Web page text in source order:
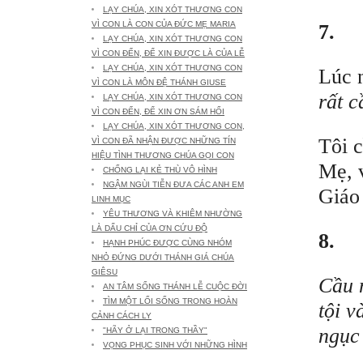
LẠY CHÚA, XIN XÓT THƯƠNG CON
VÌ CON LÀ CON CỦA ĐỨC MẸ MARIA
LẠY CHÚA, XIN XÓT THƯƠNG CON
VÌ CON ĐẾN, ĐỂ XIN ĐƯỢC LÀ CỦA LỄ
LẠY CHÚA, XIN XÓT THƯƠNG CON
VÌ CON LÀ MÔN ĐỆ THÁNH GIUSE
LẠY CHÚA, XIN XÓT THƯƠNG CON
VÌ CON ĐẾN, ĐỂ XIN ƠN SÁM HỐI
LẠY CHÚA, XIN XÓT THƯƠNG CON,
VÌ CON ĐÃ NHẬN ĐƯỢC NHỮNG TÍN
HIỆU TÌNH THƯƠNG CHÚA GỌI CON
CHỐNG LẠI KẺ THÙ VÔ HÌNH
NGẬM NGÙI TIỄN ĐƯA CÁC ANH EM
LINH MỤC
YÊU THƯƠNG VÀ KHIÊM NHƯỜNG
LÀ DẤU CHỈ CỦA ƠN CỨU ĐỘ
HẠNH PHÚC ĐƯỢC CÙNG NHÓM
NHỎ ĐỨNG DƯỚI THÁNH GIÁ CHÚA
GIÊSU
AN TÂM SỐNG THÁNH LỄ CUỘC ĐỜI
TÌM MỘT LỐI SỐNG TRONG HOÀN
CẢNH CÁCH LY
"HÃY Ở LẠI TRONG THẦY"
VỌNG PHỤC SINH VỚI NHỮNG HÌNH
7.
Lúc
rất
Tôi
Mẹ,
8.
Cầu
tội